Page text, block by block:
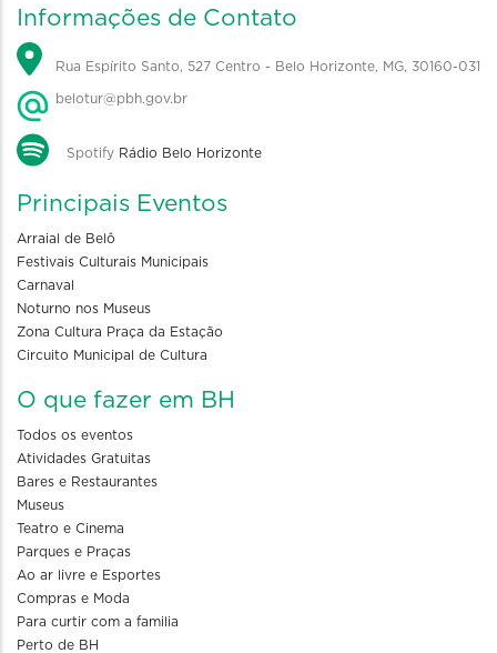
Informações de Contato
Rua Espírito Santo, 527 Centro - Belo Horizonte, MG, 30160-031
belotur@pbh.gov.br
Spotify Rádio Belo Horizonte
Principais Eventos
Arraial de Belô
Festivais Culturais Municipais
Carnaval
Noturno nos Museus
Zona Cultura Praça da Estação
Circuito Municipal de Cultura
O que fazer em BH
Todos os eventos
Atividades Gratuitas
Bares e Restaurantes
Museus
Teatro e Cinema
Parques e Praças
Ao ar livre e Esportes
Compras e Moda
Para curtir com a familia
Perto de BH